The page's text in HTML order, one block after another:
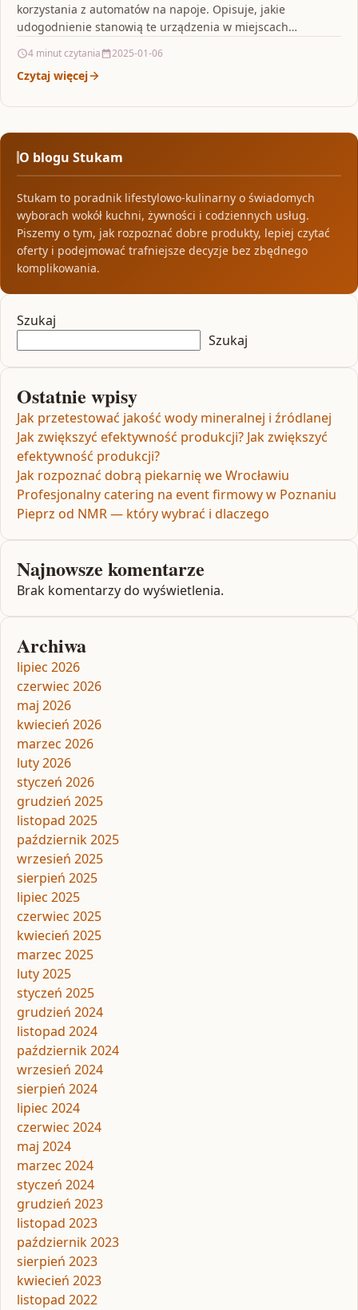
korzystania z automatów na napoje. Opisuje, jakie
udogodnienie stanowią te urządzenia w miejscach
4 minut czytania 2025-01-06
Czytaj więcej
O blogu Stukam
Stukam to poradnik lifestylowo-kulinarny o świadomych
wyborach wokół kuchni, żywności i codziennych usług.
Piszemy o tym, jak rozpoznać dobre produkty, lepiej czytać
oferty i podejmować trafniejsze decyzje bez zbędnego
komplikowania.
Szukaj
Szukaj
Ostatnie wpisy
Jak przetestować jakość wody mineralnej i źródlanej
Jak zwiększyć efektywność produkcji? Jak zwiększyć
efektywność produkcji?
Jak rozpoznać dobrą piekarnię we Wrocławiu
Profesjonalny catering na event firmowy w Poznaniu
Pieprz od NMR — który wybrać i dlaczego
Najnowsze komentarze
Brak komentarzy do wyświetlenia.
Archiwa
lipiec 2026
czerwiec 2026
maj 2026
kwiecień 2026
marzec 2026
luty 2026
styczeń 2026
grudzień 2025
listopad 2025
październik 2025
wrzesień 2025
sierpień 2025
lipiec 2025
czerwiec 2025
kwiecień 2025
marzec 2025
luty 2025
styczeń 2025
grudzień 2024
listopad 2024
październik 2024
wrzesień 2024
sierpień 2024
lipiec 2024
czerwiec 2024
maj 2024
marzec 2024
styczeń 2024
grudzień 2023
listopad 2023
październik 2023
sierpień 2023
kwiecień 2023
listopad 2022